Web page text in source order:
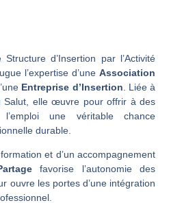
d’Insertion par l’Activité
l’expertise d’une Association
Entreprise d’Insertion . Liée à
Salut, elle œuvre pour offrir à des
une véritable chance
durable.
et d’un accompagnement
favorise l’autonomie des
ouvre les portes d’une intégration